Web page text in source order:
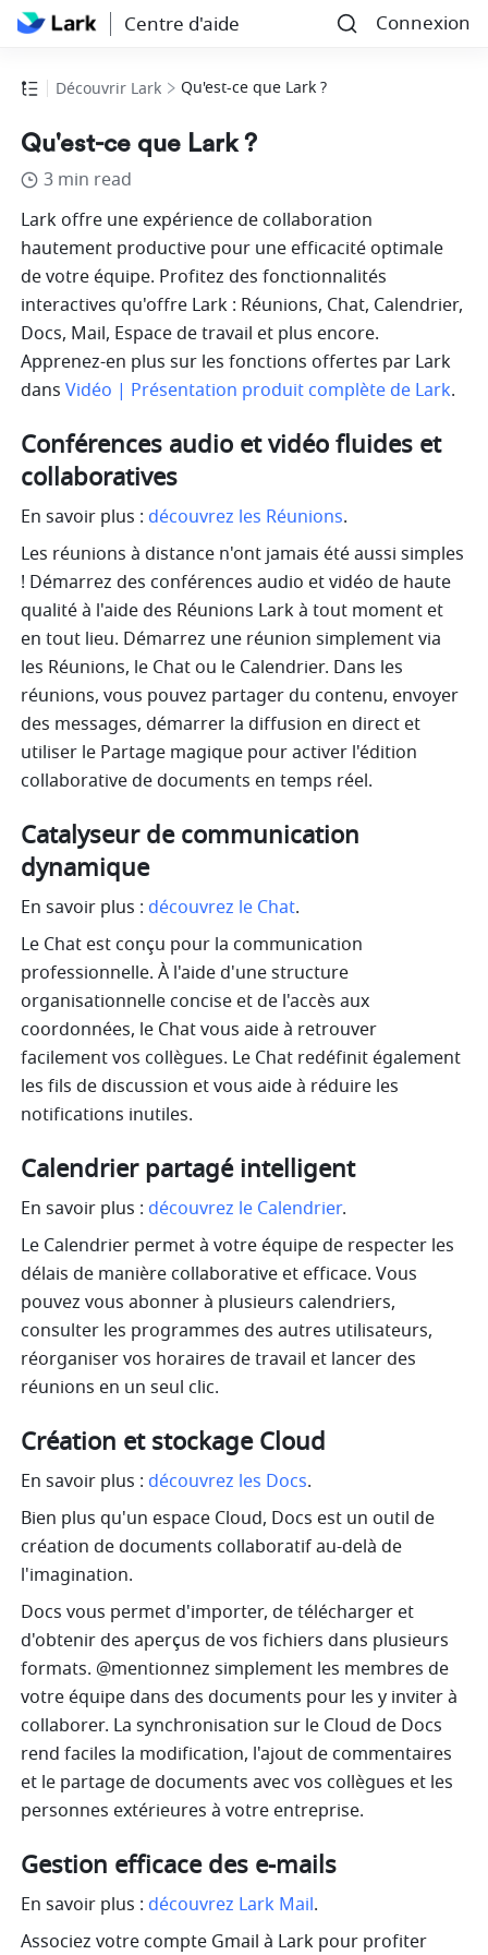
Centre d'aide Connexion
Découvrir Lark Qu'est-ce que Lark ?
Qu'est-ce que Lark ?
3 min read
Lark offre une expérience de collaboration
hautement productive pour une efficacité optimale
de votre équipe. Profitez des fonctionnalités
interactives qu'offre Lark : Réunions, Chat, Calendrier,
Docs, Mail, Espace de travail et plus encore.
Apprenez-en plus sur les fonctions offertes par Lark
dans Vidéo | Présentation produit complète de Lark.
Conférences audio et vidéo fluides et
collaboratives
En savoir plus : découvrez les Réunions.
Les réunions à distance n'ont jamais été aussi simples
! Démarrez des conférences audio et vidéo de haute
qualité à l'aide des Réunions Lark à tout moment et
en tout lieu. Démarrez une réunion simplement via
les Réunions, le Chat ou le Calendrier. Dans les
réunions, vous pouvez partager du contenu, envoyer
des messages, démarrer la diffusion en direct et
utiliser le Partage magique pour activer l'édition
collaborative de documents en temps réel.
Catalyseur de communication
dynamique
En savoir plus : découvrez le Chat.
Le Chat est conçu pour la communication
professionnelle. À l'aide d'une structure
organisationnelle concise et de l'accès aux
coordonnées, le Chat vous aide à retrouver
facilement vos collègues. Le Chat redéfinit également
les fils de discussion et vous aide à réduire les
notifications inutiles.
Calendrier partagé intelligent
En savoir plus : découvrez le Calendrier.
Le Calendrier permet à votre équipe de respecter les
délais de manière collaborative et efficace. Vous
pouvez vous abonner à plusieurs calendriers,
consulter les programmes des autres utilisateurs,
réorganiser vos horaires de travail et lancer des
réunions en un seul clic.
Création et stockage Cloud
En savoir plus : découvrez les Docs.
Bien plus qu'un espace Cloud, Docs est un outil de
création de documents collaboratif au-delà de
l'imagination.
Docs vous permet d'importer, de télécharger et
d'obtenir des aperçus de vos fichiers dans plusieurs
formats. @mentionnez simplement les membres de
votre équipe dans des documents pour les y inviter à
collaborer. La synchronisation sur le Cloud de Docs
rend faciles la modification, l'ajout de commentaires
et le partage de documents avec vos collègues et les
personnes extérieures à votre entreprise.
Gestion efficace des e-mails
En savoir plus : découvrez Lark Mail.
Associez votre compte Gmail à Lark pour profiter